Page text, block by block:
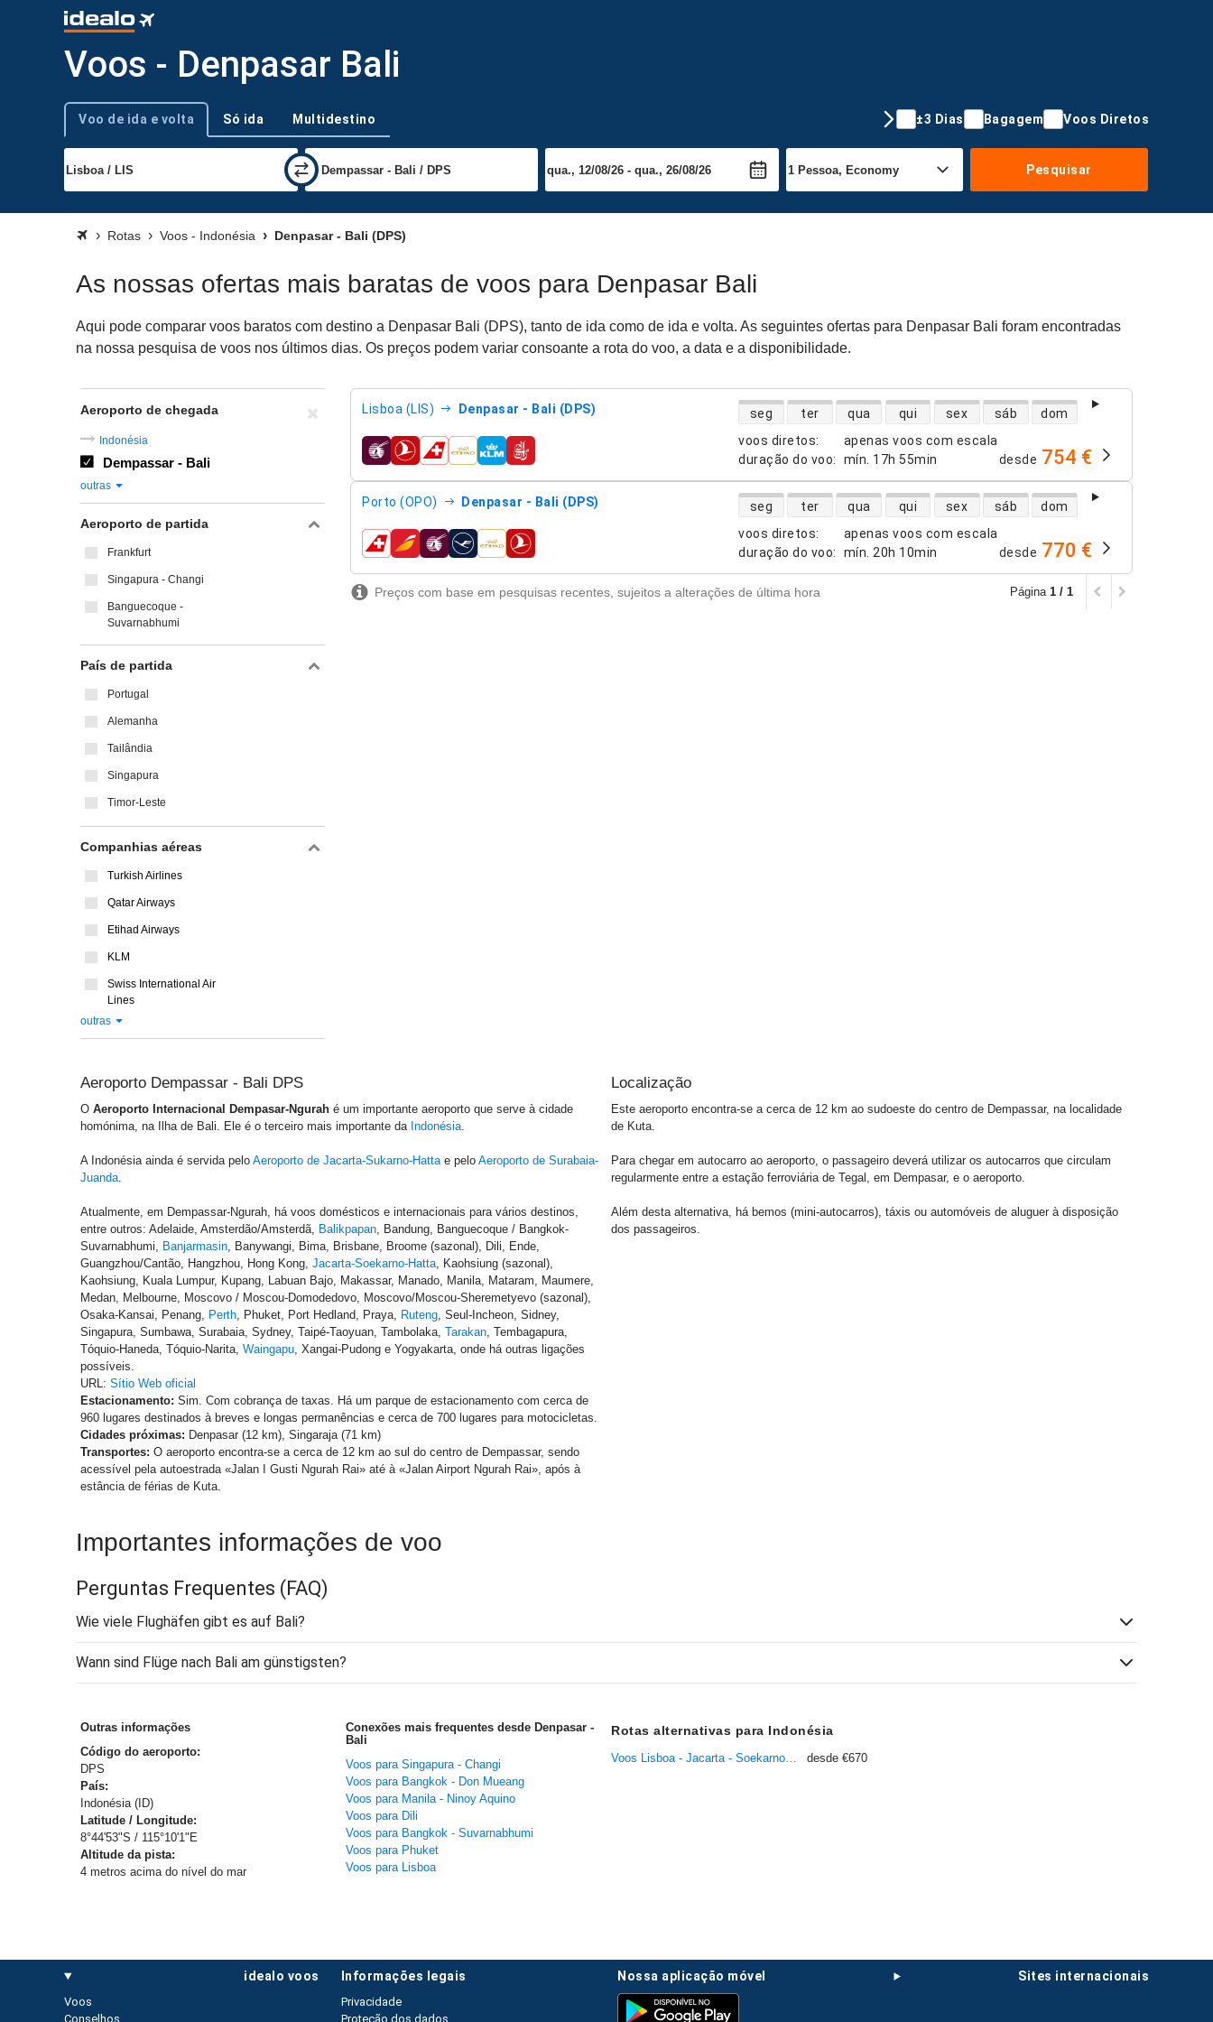
Voos - Denpasar Bali
Tipo de viagem
Voo de ida e volta Só ida Multidestino ±3 Dias Bagagem Voos Diretos
Pesquisar
Rotas Voos - Indonésia Denpasar - Bali (DPS)
As nossas ofertas mais baratas de voos para Denpasar Bali
Aqui pode comparar voos baratos com destino a Denpasar Bali (DPS), tanto de ida como de ida e volta. As seguintes ofertas para Denpasar Bali foram encontradas
na nossa pesquisa de voos nos últimos dias. Os preços podem variar consoante a rota do voo, a data e a disponibilidade.
Lisboa (LIS) Denpasar - Bali (DPS)
voos diretos:
apenas voos com escala
duração do voo: mín. 17h 55min
disponibilidade de voos diretos
seg ter qua qui sex sáb dom
companhias aéreas desde 754 €
Porto (OPO) Denpasar - Bali (DPS)
voos diretos:
apenas voos com escala
duração do voo: mín. 20h 10min
disponibilidade de voos diretos
seg ter qua qui sex sáb dom
companhias aéreas desde 770 €
Preços com base em pesquisas recentes, sujeitos a alterações de última hora Página 1 / 1
Aeroporto de chegada
Indonésia
Dempassar - Bali
outras
Aeroporto de partida
Frankfurt
Singapura - Changi
Banguecoque -
Suvarnabhumi
País de partida
Portugal
Alemanha
Tailândia
Singapura
Timor-Leste
Companhias aéreas
Turkish Airlines
Qatar Airways
Etihad Airways
KLM
Swiss International Air
Lines
outras
Aeroporto Dempassar - Bali DPS
O Aeroporto Internacional Dempasar-Ngurah é um importante aeroporto que serve à cidade
homónima, na Ilha de Bali. Ele é o terceiro mais importante da Indonésia.
A Indonésia ainda é servida pelo Aeroporto de Jacarta-Sukarno-Hattae pelo Aeroporto de Surabaia-
Juanda.
Atualmente, em Dempassar-Ngurah, há voos domésticos e internacionais para vários destinos,
entre outros: Adelaide, Amsterdão/Amsterdã, Balikpapan, Bandung, Banguecoque / Bangkok-
Suvarnabhumi, Banjarmasin, Banywangi, Bima, Brisbane, Broome (sazonal), Dili, Ende,
Guangzhou/Cantão, Hangzhou, Hong Kong, Jacarta-Soekarno-Hatta, Kaohsiung (sazonal),
Kaohsiung, Kuala Lumpur, Kupang, Labuan Bajo, Makassar, Manado, Manila, Mataram, Maumere,
Medan, Melbourne, Moscovo / Moscou-Domodedovo, Moscovo/Moscou-Sheremetyevo (sazonal),
Osaka-Kansai, Penang, Perth, Phuket, Port Hedland, Praya, Ruteng, Seul-Incheon, Sidney,
Singapura, Sumbawa, Surabaia, Sydney, Taipé-Taoyuan, Tambolaka, Tarakan, Tembagapura,
Tóquio-Haneda, Tóquio-Narita, Waingapu, Xangai-Pudong e Yogyakarta, onde há outras ligações
possíveis.
URL: Sítio Web oficial
Estacionamento: Sim. Com cobrança de taxas. Há um parque de estacionamento com cerca de
960 lugares destinados à breves e longas permanências e cerca de 700 lugares para motocicletas.
Cidades próximas: Denpasar (12 km), Singaraja (71 km)
Transportes: O aeroporto encontra-se a cerca de 12 km ao sul do centro de Dempassar, sendo
acessível pela autoestrada «Jalan I Gusti Ngurah Rai» até à «Jalan Airport Ngurah Rai», após à
estância de férias de Kuta.
Localização
Este aeroporto encontra-se a cerca de 12 km ao sudoeste do centro de Dempassar, na localidade
de Kuta.
Para chegar em autocarro ao aeroporto, o passageiro deverá utilizar os autocarros que circulam
regularmente entre a estação ferroviária de Tegal, em Dempasar, e o aeroporto.
Além desta alternativa, há bemos (mini-autocarros), táxis ou automóveis de aluguer à disposição
dos passageiros.
Importantes informações de voo
Perguntas Frequentes (FAQ)
Wie viele Flughäfen gibt es auf Bali?
Wann sind Flüge nach Bali am günstigsten?
Outras informações
Código do aeroporto:
DPS
País:
Indonésia (ID)
Latitude / Longitude:
8°44'53"S / 115°10'1"E
Altitude da pista:
4 metros acima do nível do mar
Conexões mais frequentes desde Denpasar -
Bali
Voos para Singapura - Changi
Voos para Bangkok - Don Mueang
Voos para Manila - Ninoy Aquino
Voos para Dili
Voos para Bangkok - Suvarnabhumi
Voos para Phuket
Voos para Lisboa
Rotas alternativas para Indonésia
Voos Lisboa - Jacarta - Soekarno - Hatta desde €670
idealo voos
Voos
Conselhos
sites internacionais
nossa aplicação móvel
informações legais
Privacidade
Proteção dos dados